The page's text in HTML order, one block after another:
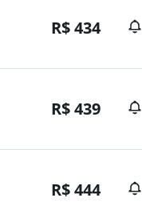
R$ 434
R$ 439
R$ 444